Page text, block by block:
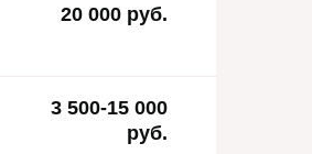
20 000 руб.
3 500-15 000
руб.